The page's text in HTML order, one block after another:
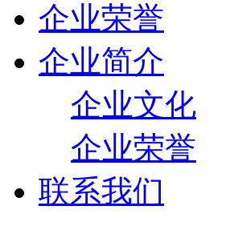
企业荣誉
企业简介
企业文化
企业荣誉
联系我们